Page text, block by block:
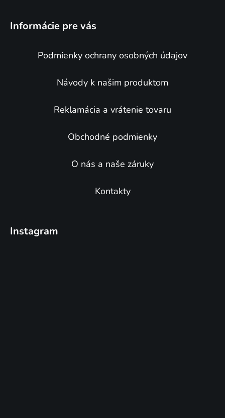
Informácie pre vás
Podmienky ochrany osobných údajov
Návody k našim produktom
Reklamácia a vrátenie tovaru
Obchodné podmienky
O nás a naše záruky
Kontakty
Instagram